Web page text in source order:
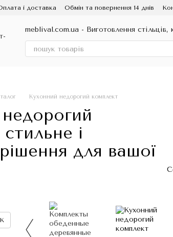
і доставка Обмін та повернення 14 днів
meblival.com.ua - Виготовлення стільців,
Кухонний недорогий комплект
і
для вашої